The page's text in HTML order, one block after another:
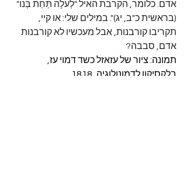
אדם. כלומר, הקרבת האיל "לְעֹלָה תַּחַת בְּנוֹ"
(בראשית כ"ב, יג)". במילים שלי: או קיי,
תקריבו קורבנות, אבל מעכשיו לא קורבנות
אדם, סבבה?
תמונה: ציור של עזאזל כשד דמוי עז,
בלקסיקון לדמונולוגיה, 1818